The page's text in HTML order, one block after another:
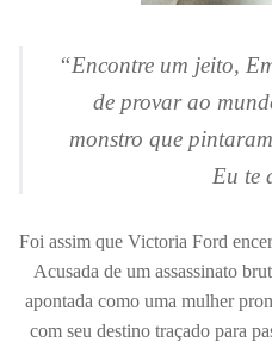
“Encontre um jeito,
de provar ao
monstro que
Eu te
Foi assim que Victoria Ford
Acusada de um assassinato
apontada como uma mulher
com seu destino traçado para